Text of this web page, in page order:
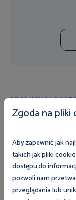
POSŁUCHAJ
Multimedia
Wszystkie
Multimedia
Zgoda na pliki
Aby zapewnić jak
takich jak pliki
dostępu do
pozwoli nam
przeglądania lub